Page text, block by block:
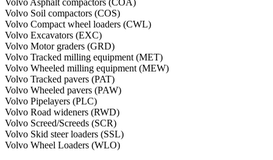
Volvo Asphalt compactors (COA)
Volvo Soil compactors (COS)
Volvo Compact wheel loaders (CWL)
Volvo Excavators (EXC)
Volvo Motor graders (GRD)
Volvo Tracked milling equipment (MET)
Volvo Wheeled milling equipment (MEW)
Volvo Tracked pavers (PAT)
Volvo Wheeled pavers (PAW)
Volvo Pipelayers (PLC)
Volvo Road wideners (RWD)
Volvo Screed/Screeds (SCR)
Volvo Skid steer loaders (SSL)
Volvo Wheel Loaders (WLO)